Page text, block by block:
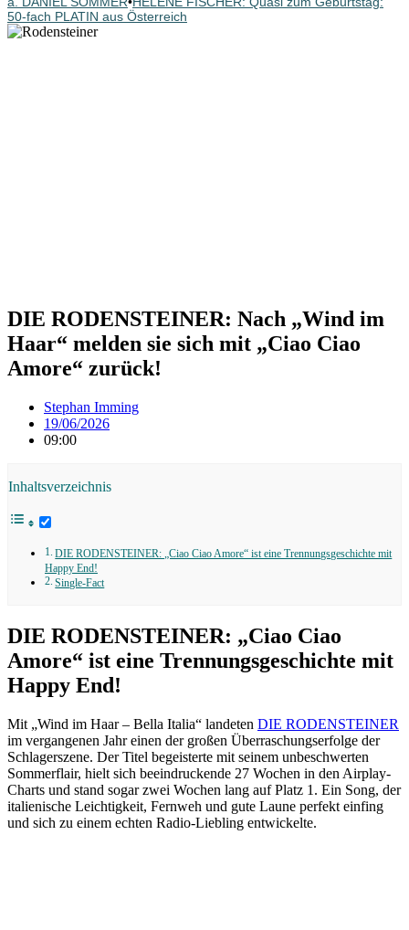
50-fach PLATIN aus Österreich
DIE RODENSTEINER: Nach „Wind im
Haar“ melden sie sich mit „Ciao Ciao
Amore“ zurück!
Stephan Imming
19/06/2026
09:00
Inhaltsverzeichnis
DIE RODENSTEINER: „Ciao Ciao Amore“ ist eine Trennungsgeschichte mit
Happy End!
Single-Fact
DIE RODENSTEINER: „Ciao Ciao
Amore“ ist eine Trennungsgeschichte mit
Happy End!
Mit „Wind im Haar – Bella Italia“ landeten DIE RODENSTEINER
im vergangenen Jahr einen der großen Überraschungserfolge der
Schlagerszene. Der Titel begeisterte mit seinem unbeschwerten
Sommerflair, hielt sich beeindruckende 27 Wochen in den Airplay-
Charts und stand sogar zwei Wochen lang auf Platz 1. Ein Song, der
italienische Leichtigkeit, Fernweh und gute Laune perfekt einfing
und sich zu einem echten Radio-Liebling entwickelte.